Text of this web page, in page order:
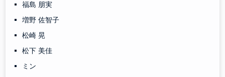
福島 朋実
増野 佐智子
松崎 晃
松下 美佳
ミン